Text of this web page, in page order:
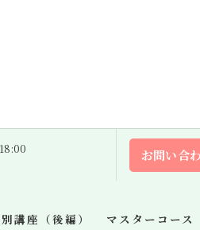
お問い合
講座（後編） マスターコース